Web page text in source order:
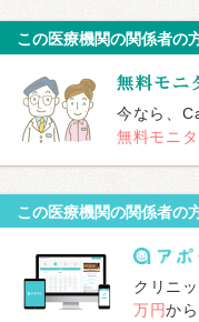
この医療機関の関係者の
今なら、
無料モニ
この医療機関の関係者の
クリニ
万円か